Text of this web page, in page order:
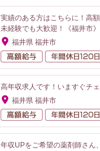
実績のある方はこちらに！高
未経験でも大歓迎！《福井市》
福井県 福井市
高額給与
高年収求人です！いますぐチ
福井県 福井市
高額給与
年収UPをご希望の薬剤師さん